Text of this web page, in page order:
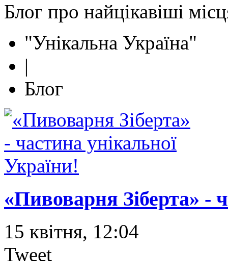
Блог про найцікавіші
"Унікальна Україна"
|
Блог
«Пивоварня Зіберта» -
15 квітня, 12:04
Tweet